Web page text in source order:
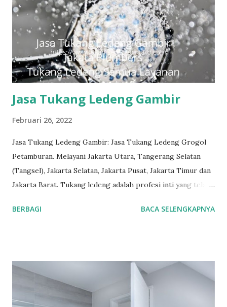
pelanggan adalah komitmen kami. Layanan profesional, tim
tukang ledeng yang berpengalaman, kami dapat memberi
Anda solusi untuk masalah apa pun, mulai dari masalah kecil
sampai besar. Keunggulan kami. Respon Cepat, masalah
diselesaikan dengan cepat dan efisien. Teknisi Profesional
dan berpengalaman sehingga pekerjaan dilakukan dengan ...
Jasa Tukang Ledeng Gambir
Februari 26, 2022
Jasa Tukang Ledeng Gambir: Jasa Tukang Ledeng Grogol
Petamburan. Melayani Jakarta Utara, Tangerang Selatan
(Tangsel), Jakarta Selatan, Jakarta Pusat, Jakarta Timur dan
Jakarta Barat. Tukang ledeng adalah profesi inti yang telah
kualitas yang terjamin. #tukangledengjakartapusat
#tukangledengKemayoran #tukangledengMenteng
#tukangledengjakartaselatan Untuk order jasa kami silakan
sentuh teks nomor disamping: 0813-7070-5141 Layanan dan
BERBAGI BACA SELENGKAPNYA